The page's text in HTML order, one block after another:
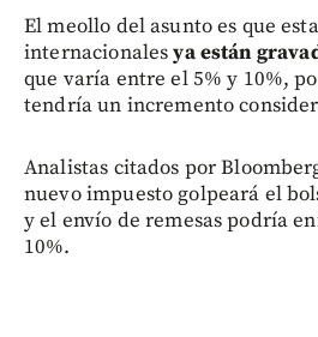
El meollo del asunto es que
internacionalesya están
que varía entre el 5% y 10%,
tendría un incremento
Analistas citados por
nuevo impuesto golpeará el
y el envío de remesas podría
10%.